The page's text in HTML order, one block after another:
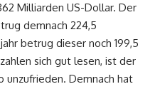
Milliarden US-Dollar. Der
demnach 224,5
betrug dieser noch 199,5
sich gut lesen, ist der
unzufrieden. Demnach hat